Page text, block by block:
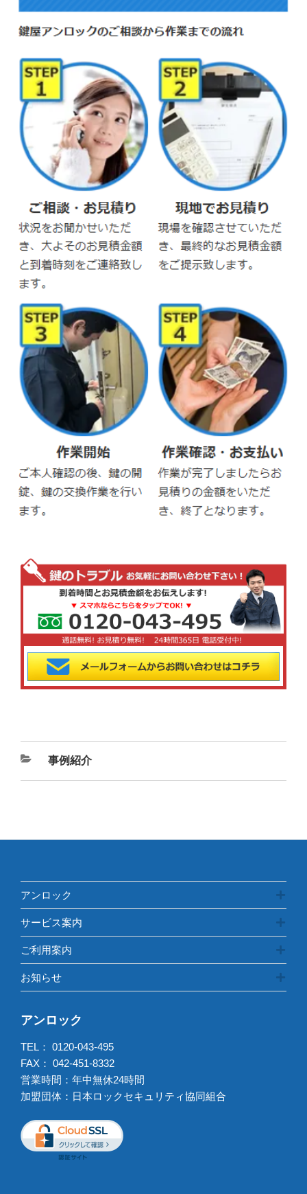
カ
テ
事例紹介
アンロック
サービス案内
ご利用案内
お知らせ
アンロック
TEL： 0120-043-495
FAX： 042-451-8332
営業時間：年中無休24時間
加盟団体：日本ロックセキュリティ協同組合